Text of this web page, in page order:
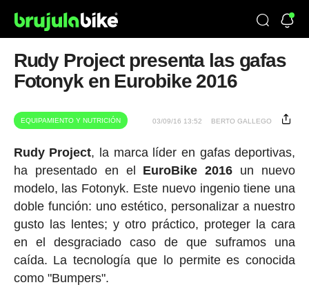
Rudy Project presenta las gafas
Fotonyk en Eurobike 2016
EQUIPAMIENTO Y NUTRICIÓN 03/09/16 13:52 BERTO GALLEGO
Rudy Project, la marca líder en gafas deportivas,
ha presentado en el EuroBike 2016 un nuevo
modelo, las Fotonyk. Este nuevo ingenio tiene una
doble función: uno estético, personalizar a nuestro
gusto las lentes; y otro práctico, proteger la cara
en el desgraciado caso de que suframos una
caída. La tecnología que lo permite es conocida
como "Bumpers".